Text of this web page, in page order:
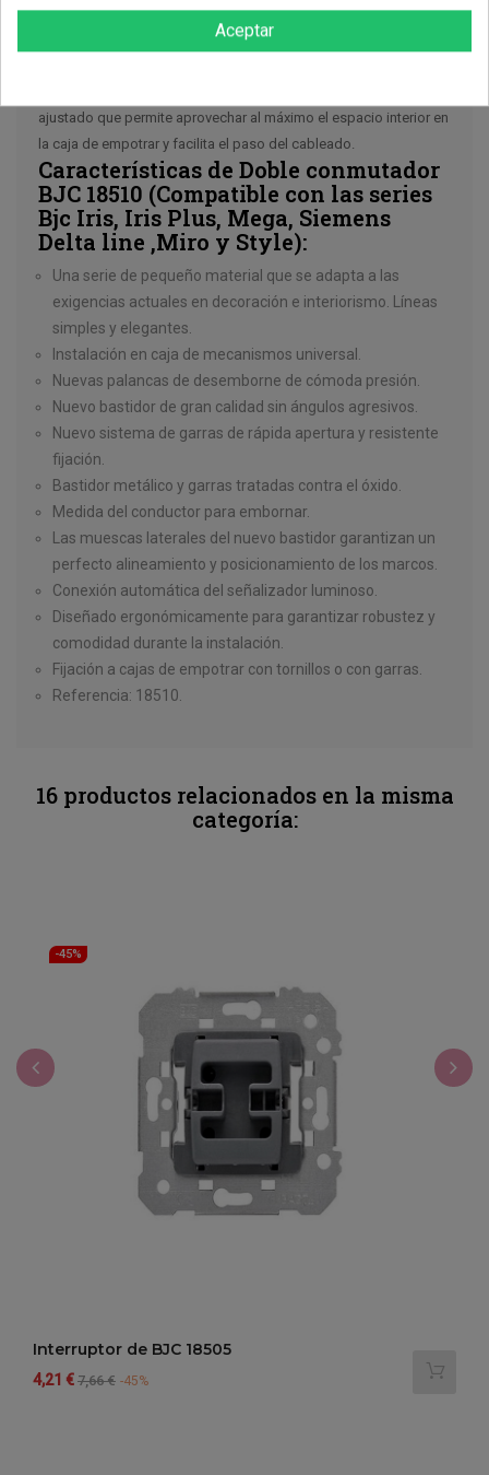
BJC Iris consigue lo difícil. Una pieza nacida fruto del trabajo de
investigación para cumplir con las nuevas tendencias. Ligereza
ajustado que permite aprovechar al máximo el espacio interior en
la caja de empotrar y facilita el paso del cableado.
Características de Doble conmutador
BJC 18510 (Compatible con las series
Bjc Iris, Iris Plus, Mega, Siemens
Delta line ,Miro y Style):
Una serie de pequeño material que se adapta a las
exigencias actuales en decoración e interiorismo. Líneas
simples y elegantes.
Instalación en caja de mecanismos universal.
Nuevas palancas de desemborne de cómoda presión.
Nuevo bastidor de gran calidad sin ángulos agresivos.
Nuevo sistema de garras de rápida apertura y resistente
fijación.
Bastidor metálico y garras tratadas contra el óxido.
Medida del conductor para embornar.
Las muescas laterales del nuevo bastidor garantizan un
perfecto alineamiento y posicionamiento de los marcos.
Conexión automática del señalizador luminoso.
Diseñado ergonómicamente para garantizar robustez y
comodidad durante la instalación.
Fijación a cajas de empotrar con tornillos o con garras.
Referencia: 18510.
16 productos relacionados en la misma
categoría:
-45%
Interruptor de BJC 18505
Precio
4,21 €Precio
7,66 € -45%
Aceptar